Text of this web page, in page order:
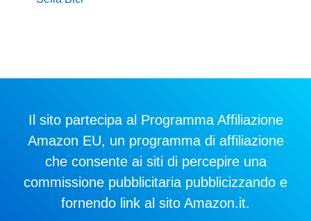
Il sito partecipa al Programma Affiliazione
Amazon EU, un programma di affiliazione
che consente ai siti di percepire una
commissione pubblicitaria pubblicizzando e
fornendo link al sito Amazon.it.